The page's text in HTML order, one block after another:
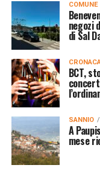
COMUNE
negozi
di Sal
BCT,
SANNIO
A
mese